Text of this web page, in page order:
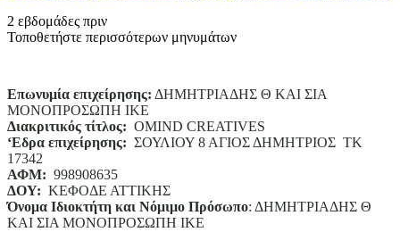
2 εβδομάδες πριν
Τοποθετήστε περισσότερων μηνυμάτων
Επωνυμία επιχείρησης: ΔΗΜΗΤΡΙΑΔΗΣ Θ ΚΑΙ ΣΙΑ
ΜΟΝΟΠΡΟΣΩΠΗ ΙΚΕ
Διακριτικός τίτλος: ΟΜΙΝD CREATIVES
‘Eδρα επιχείρησης: ΣΟΥΛΙΟΥ 8 ΑΓΙΟΣ ΔΗΜΗΤΡΙΟΣ ΤΚ
17342
ΑΦΜ: 998908635
ΔΟΥ: ΚΕΦΟΔΕ ΑΤΤΙΚΗΣ
Όνομα Ιδιοκτήτη και Νόμιμο Πρόσωπο: ΔΗΜΗΤΡΙΑΔΗΣ Θ
ΚΑΙ ΣΙΑ ΜΟΝΟΠΡΟΣΩΠΗ ΙΚΕ